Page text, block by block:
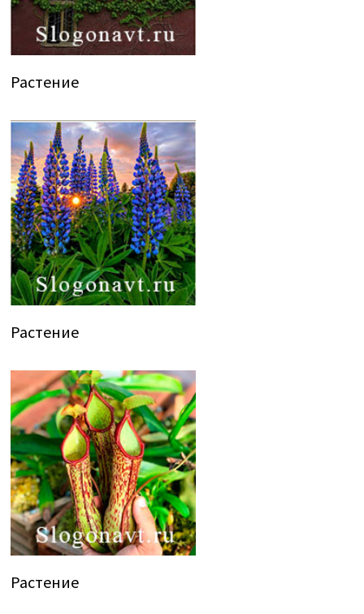
Растение
Растение
Растение